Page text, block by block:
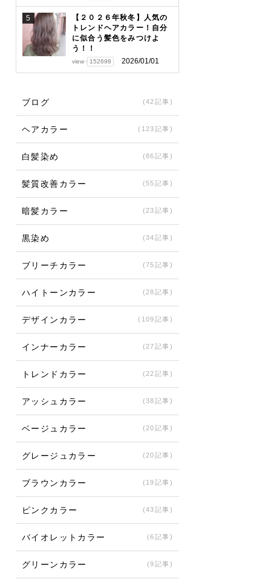
5
【２０２６年秋冬】人気の
トレンドヘアカラー！自分
に似合う髪色をみつけよ
う！！
view 152698 2026/01/01
ブログ (42記事)
ヘアカラー (123記事)
白髪染め (86記事)
髪質改善カラー (55記事)
暗髪カラー (23記事)
黒染め (34記事)
ブリーチカラー (75記事)
ハイトーンカラー (28記事)
デザインカラー (109記事)
インナーカラー (27記事)
トレンドカラー (22記事)
アッシュカラー (38記事)
ベージュカラー (20記事)
グレージュカラー (20記事)
ブラウンカラー (19記事)
ピンクカラー (43記事)
バイオレットカラー (6記事)
グリーンカラー (9記事)